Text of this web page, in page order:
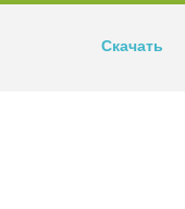
Скачать